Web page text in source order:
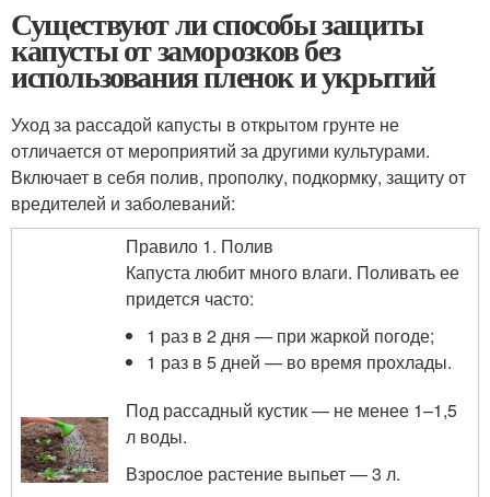
Существуют ли способы защиты
капусты от заморозков без
использования пленок и укрытий
Уход за рассадой капусты в открытом грунте не
отличается от мероприятий за другими культурами.
Включает в себя полив, прополку, подкормку, защиту от
вредителей и заболеваний:
Правило 1. Полив
Капуста любит много влаги. Поливать ее
придется часто:
1 раз в 2 дня — при жаркой погоде;
1 раз в 5 дней — во время прохлады.
Под рассадный кустик — не менее 1–1,5
л воды.
Взрослое растение выпьет — 3 л.